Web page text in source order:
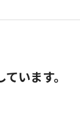
います。